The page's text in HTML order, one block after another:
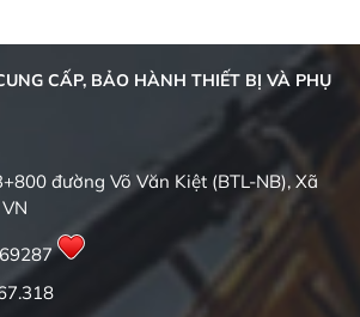
CẤP, BẢO HÀNH THIẾT BỊ VÀ PHỤ
đường Võ Văn Kiệt (BTL-NB), Xã